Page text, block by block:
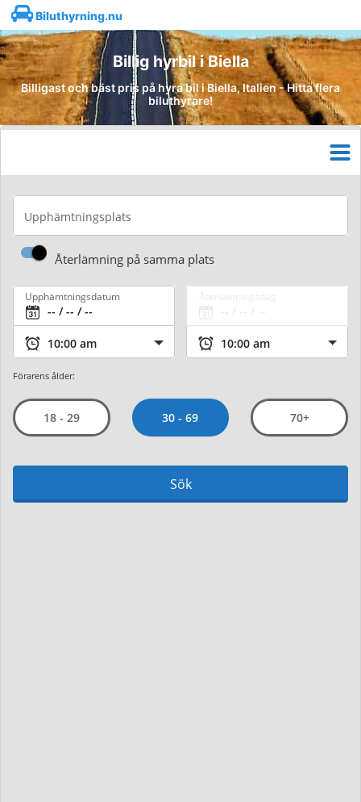
Biluthyrning.nu
Billig hyrbil i Biella
Billigast och bäst pris på hyra bil i Biella, Italien - Hitta flera
biluthyrare!
Upphämtningsplats
Återlämning på samma plats
Upphämtningsdatum
Förarens ålder:
18 - 29 30 - 69 70+
Sök